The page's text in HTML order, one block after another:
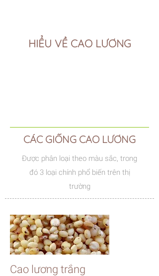
HIỂU VỀ CAO LƯƠNG
CÁC GIỐNG CAO LƯƠNG
Được phân loại theo màu sắc, trong
đó 3 loại chính phổ biến trên thị
trường
Cao lương trắng